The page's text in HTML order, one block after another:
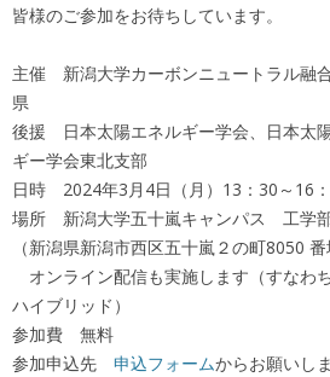
皆様のご参加をお待ちしています。
主催 新潟大学カーボンニュートラル融
県
後援 日本太陽エネルギー学会、日本太
ギー学会東北支部
日時 2024年3月4日（月）13：30～16
場所 新潟大学五十嵐キャンパス 工学
（新潟県新潟市西区五十嵐２の町8050 番
オンライン配信も実施します（すなわ
ハイブリッド）
参加費 無料
参加申込先 申込フォームからお願いしま